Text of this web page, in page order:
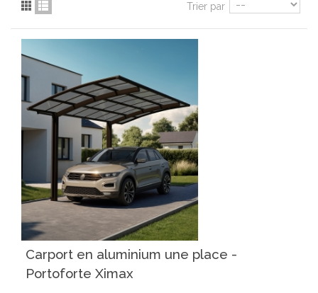
Trier par
Carport en aluminium une place -
Portoforte Ximax